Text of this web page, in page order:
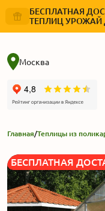
БЕСПЛАТНАЯ
ТЕПЛИЦ УРОЖАЙ
Москва
Главная/Теплицы из
БЕСПЛАТНАЯ